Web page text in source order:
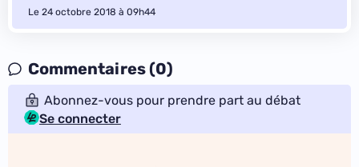
Le 24 octobre 2018 à 09h44
Commentaires (0)
Abonnez-vous pour prendre part au débat
Se connecter